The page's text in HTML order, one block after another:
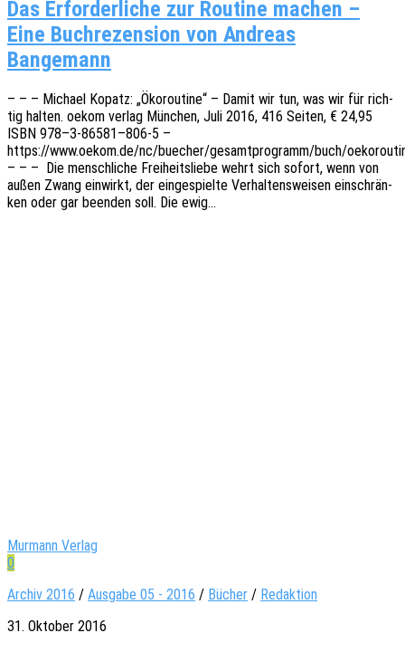
Das Erfor­der­li­che zur Rou­ti­ne machen –
Eine Buch­re­zen­si­on von Andre­as
Bangemann
– – – Micha­el Kopatz: „Ökorou­ti­ne“ – Damit wir tun, was wir für rich­
tig halten. oekom verlag München, Juli 2016, 416 Seiten, € 24,95
ISBN 978–3‑86581–806‑5 –
https://www.oekom.de/nc/buecher/gesamtprogramm/buch/
– – – Die mensch­li­che Frei­heits­lie­be wehrt sich sofort, wenn von
außen Zwang einwirkt, der einge­spiel­te Verhal­tens­wei­sen einschrän­
ken oder gar been­den soll. Die ewig…
Murmann Verlag
0
Archiv 2016 / Ausgabe 05 - 2016 / Bücher / Redaktion
31. Oktober 2016